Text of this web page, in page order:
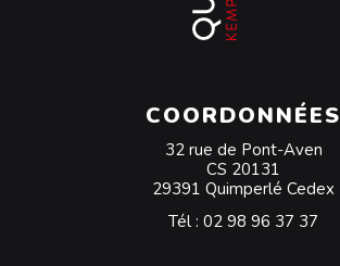
COORDONNÉES
32 rue de Pont-Aven
CS 20131
29391 Quimperlé Cedex
Tél : 02 98 96 37 37